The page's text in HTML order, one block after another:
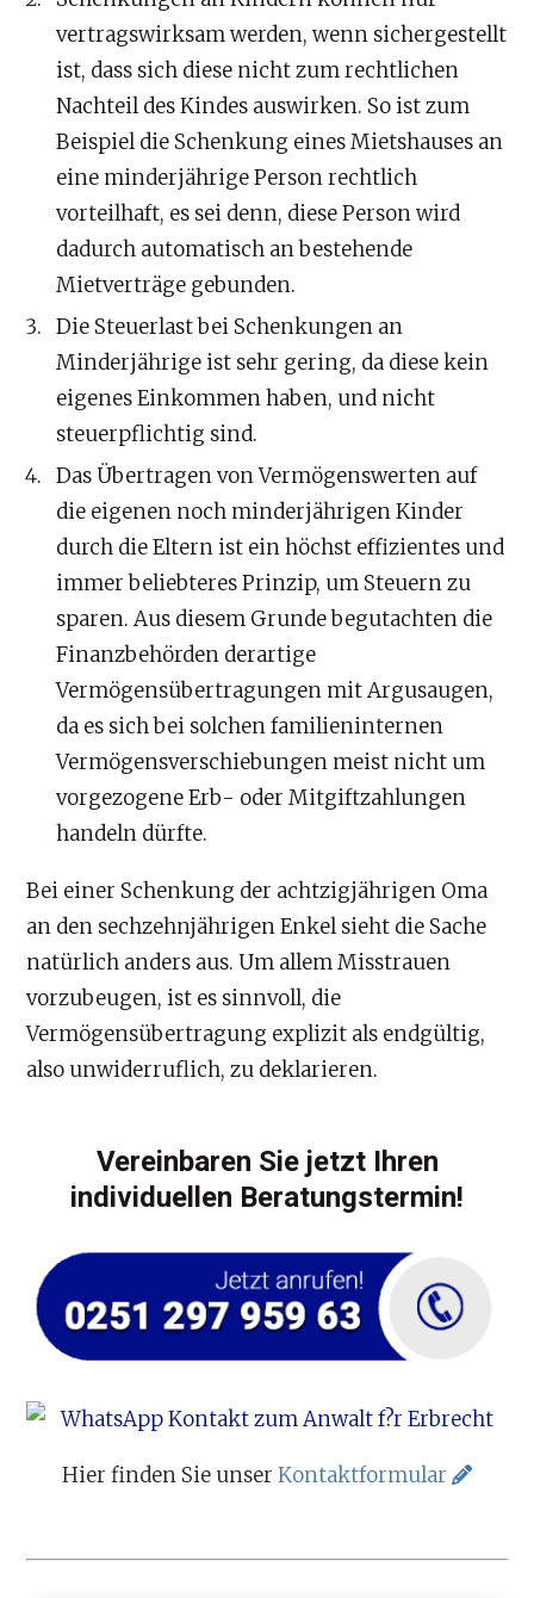
vertragswirksam werden, wenn sichergestellt
ist, dass sich diese nicht zum rechtlichen
Nachteil des Kindes auswirken. So ist zum
Beispiel die Schenkung eines Mietshauses an
eine minderjährige Person rechtlich
vorteilhaft, es sei denn, diese Person wird
dadurch automatisch an bestehende
Mietverträge gebunden.
Die Steuerlast bei Schenkungen an
Minderjährige ist sehr gering, da diese kein
eigenes Einkommen haben, und nicht
steuerpflichtig sind.
Das Übertragen von Vermögenswerten auf
die eigenen noch minderjährigen Kinder
durch die Eltern ist ein höchst effizientes und
immer beliebteres Prinzip, um Steuern zu
sparen. Aus diesem Grunde begutachten die
Finanzbehörden derartige
Vermögensübertragungen mit Argusaugen,
da es sich bei solchen familieninternen
Vermögensverschiebungen meist nicht um
vorgezogene Erb- oder Mitgiftzahlungen
handeln dürfte.
Bei einer Schenkung der achtzigjährigen Oma
an den sechzehnjährigen Enkel sieht die Sache
natürlich anders aus. Um allem Misstrauen
vorzubeugen, ist es sinnvoll, die
Vermögensübertragung explizit als endgültig,
also unwiderruflich, zu deklarieren.
Vereinbaren Sie jetzt Ihren
individuellen Beratungstermin!
Hier finden Sie unser Kontaktformular